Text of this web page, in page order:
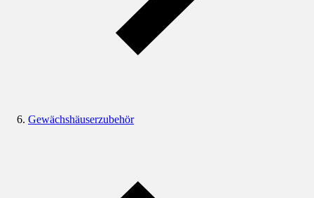
Gewächshäuserzubehör